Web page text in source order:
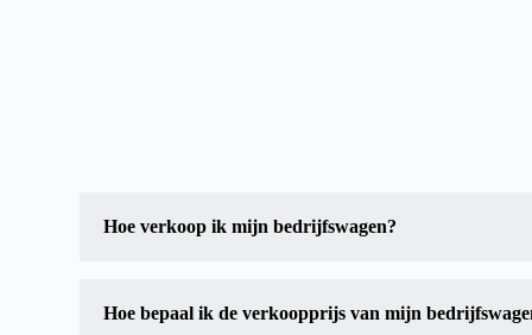
Hoe verkoop ik mijn bedrijfswagen?
Hoe bepaal ik de verkoopprijs van mijn